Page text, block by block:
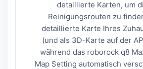
detaillierte Karten, um
Reinigungsrouten zu
detaillierte Karte Ihres
(und als 3D-Karte auf der
während das roborock q8
Map Setting automatisch